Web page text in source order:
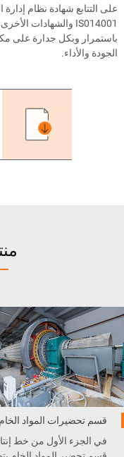
باستمرار وبكل جدارة على
الجودة والأداء.
قسم تحضيرات المواد الخام
في الجزء الأول من خط